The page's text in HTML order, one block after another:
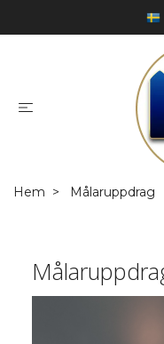
Hem Målaruppdrag